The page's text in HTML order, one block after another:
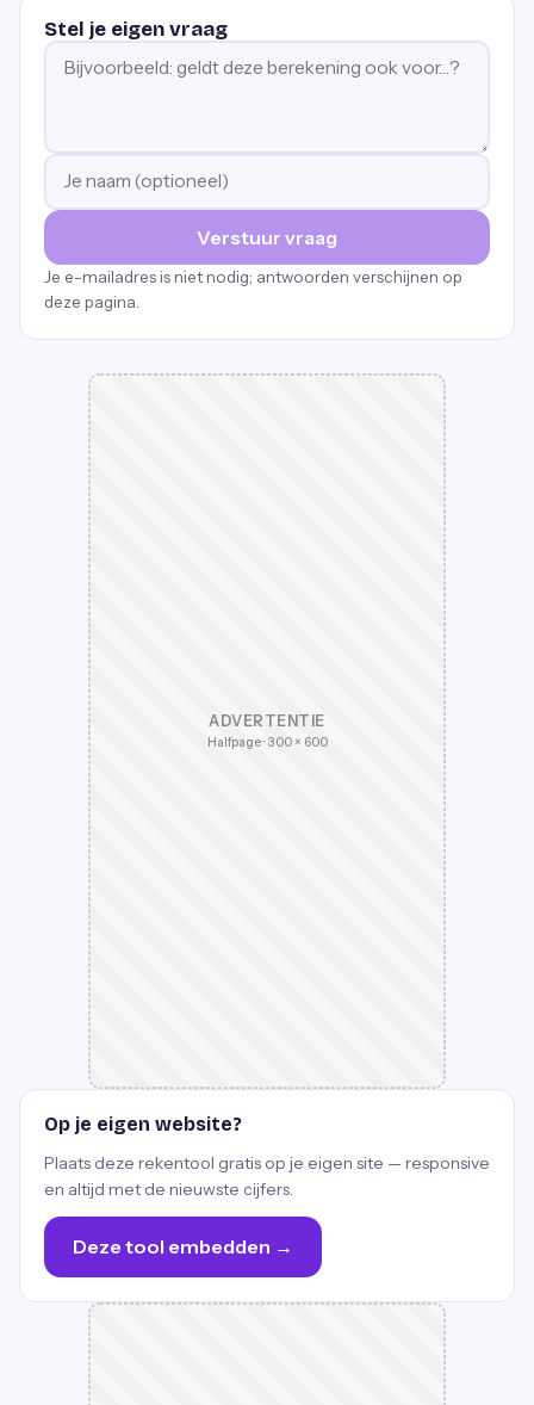
Stel je eigen vraag
Verstuur vraag
Je e-mailadres is niet nodig; antwoorden verschijnen op
deze pagina.
ADVERTENTIE
Halfpage · 300 × 600
Op je eigen website?
Plaats deze rekentool gratis op je eigen site — responsive
en altijd met de nieuwste cijfers.
Deze tool embedden →